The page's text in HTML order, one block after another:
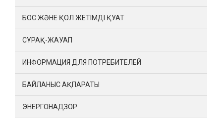
БОС ЖӘНЕ ҚОЛ ЖЕТІМДІ ҚУАТ
СҰРАҚ-ЖАУАП
ИНФОРМАЦИЯ ДЛЯ ПОТРЕБИТЕЛЕЙ
БАЙЛАНЫС АҚПАРАТЫ
ЭНЕРГОНАДЗОР